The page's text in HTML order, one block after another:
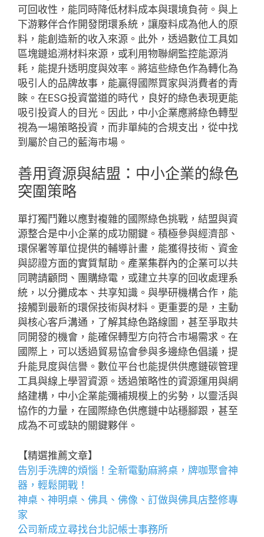
可回收性，能同時降低材料成本與環境負荷。與上
下游夥伴合作開發閉環系統，讓廢料成為他人的原
料，能創造新的收入來源。此外，透過數位工具如
區塊鏈追溯材料來源，或利用物聯網監控能源消
耗，能提升透明度與效率。將這些綠色作為轉化為
吸引人的品牌故事，能贏得國際買家與消費者的青
睞。在ESG投資當道的時代，良好的綠色表現更能
吸引投資人的目光。因此，中小企業應將綠色轉型
視為一場策略投資，而非單純的合規支出，從中找
到屬於自己的藍海市場。
善用資源與結盟：中小企業的綠色
突圍策略
單打獨鬥難以應對複雜的國際綠色挑戰，結盟與資
源整合是中小企業的成功關鍵。積極參與經濟部、
環保署等單位提供的輔導計畫，能獲得技術、資金
與認證方面的實質幫助。產業集群內的企業可以共
同聘請顧問、團購綠電，或建立共享的回收處理系
統，以分攤成本、共享知識。與學研機構合作，能
接觸到最新的環保技術與材料。更重要的是，主動
與核心客戶溝通，了解其綠色路線圖，甚至爭取共
同開發的機會，能確保轉型方向符合市場需求。在
國際上，可以透過貿易協會參與多邊綠色倡議，提
升能見度與信譽。數位平台也能提供供應鏈碳管理
工具與線上學習資源。透過策略性的資源運用與網
絡建構，中小企業能彌補規模上的劣勢，以靈活與
協作的力量，在國際綠色供應鏈中站穩腳跟，甚至
成為不可或缺的關鍵夥伴。
【精選推薦文章】
告別手洗牌的煩惱！全新電動麻將桌 ，牌咖聚會神
器，輕鬆開戰！
神桌、 神明桌 、 佛具 、佛像、訂做與佛具店整修專
家
公司新成立尋找台北記帳士事務所